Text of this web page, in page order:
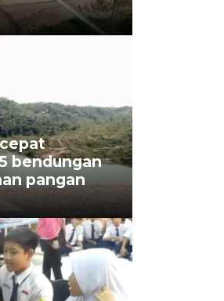
bendungan
pangan